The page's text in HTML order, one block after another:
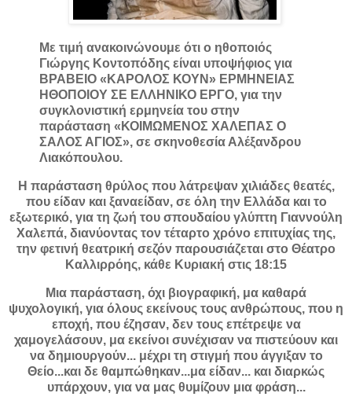
Με τιμή ανακοινώνουμε ότι ο ηθοποιός
Γιώργης Κοντοπόδης είναι υποψήφιος για
ΒΡΑΒΕΙΟ «ΚΑΡΟΛΟΣ ΚΟΥΝ» ΕΡΜΗΝΕΙΑΣ
ΗΘΟΠΟΙΟΥ ΣΕ ΕΛΛΗΝΙΚΟ ΕΡΓΟ, για την
συγκλονιστική ερμηνεία του στην
παράσταση «ΚΟΙΜΩΜΕΝΟΣ ΧΑΛΕΠΑΣ Ο
ΣΑΛΟΣ ΑΓΙΟΣ», σε σκηνοθεσία Αλέξανδρου
Λιακόπουλου.
Η παράσταση θρύλος που λάτρεψαν χιλιάδες θεατές,
που είδαν και ξαναείδαν, σε όλη την Ελλάδα και το
εξωτερικό, για τη ζωή του σπουδαίου γλύπτη Γιαννούλη
Χαλεπά, διανύοντας τον τέταρτο χρόνο επιτυχίας της,
την φετινή θεατρική σεζόν παρουσιάζεται στο Θέατρο
Καλλιρρόης, κάθε Κυριακή στις 18:15
Μια παράσταση, όχι βιογραφική, μα καθαρά
ψυχολογική, για όλους εκείνους τους ανθρώπους, που η
εποχή, που έζησαν, δεν τους επέτρεψε να
χαμογελάσουν, μα εκείνοι συνέχισαν να πιστεύουν και
να δημιουργούν... μέχρι τη στιγμή που άγγιξαν το
Θείο...και δε θαμπώθηκαν...μα είδαν... και διαρκώς
υπάρχουν, για να μας θυμίζουν μια φράση...